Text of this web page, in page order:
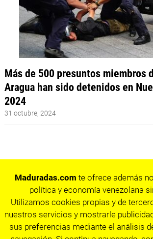
Más de 500 presuntos miembros
Aragua han sido detenidos en
2024
31 octubre, 2024
Maduradas.com te ofrece además
política y economía venezolana
Utilizamos cookies propias y de
nuestros servicios y mostrarle
sus preferencias mediante el análisis